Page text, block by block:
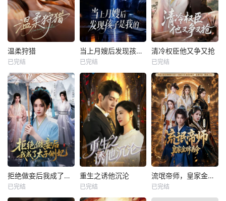
温柔狩猎
已完结
当上月嫂后发现孩子是我的
已完结
清冷权臣他又争又抢
已完结
拒绝做妾后我成了太子侧妃
已完结
重生之诱他沉沦
已完结
流氓帝师，皇家金牌县令
已完结